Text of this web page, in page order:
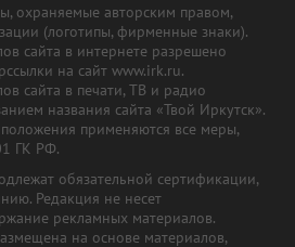
охраняемые авторским правом,
(логотипы, фирменные знаки).
сайта в интернете разрешено
на сайт www.irk.ru.
сайта в печати, ТВ и радио
названия сайта «Твой Иркутск».
применяются все меры,
ГК РФ.
обязательной сертификации,
Редакция не несет
рекламных материалов.
на основе материалов,